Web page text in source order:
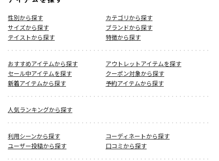
性別から探す
カテゴリから探す
サイズから探す
ブランドから探す
テイストから探す
特徴から探す
おすすめアイテムから探す
アウトレットアイテムを探す
セール中アイテムを探す
クーポン対象から探す
新着アイテムから探す
予約アイテムから探す
人気ランキングから探す
利用シーンから探す
コーディネートから探す
ユーザー投稿から探す
口コミから探す